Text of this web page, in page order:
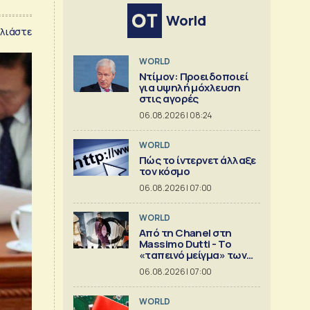
World
WORLD
Ντίμον: Προειδοποιεί
για υψηλή μόχλευση
στις αγορές
06.08.2026 | 08:24
WORLD
Πώς το ίντερνετ άλλαξε
τον κόσμο
06.08.2026 | 07:00
WORLD
Από τη Chanel στη
Massimo Dutti - Το
«ταπεινό μείγμα» των
best seller
06.08.2026 | 07:00
WORLD